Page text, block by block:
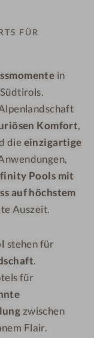
FÜR
in
Komfort,
dieeinzigartige
Pools mit
auf höchstem
Auszeit.
stehen für
.
für
zwischen
Flair.